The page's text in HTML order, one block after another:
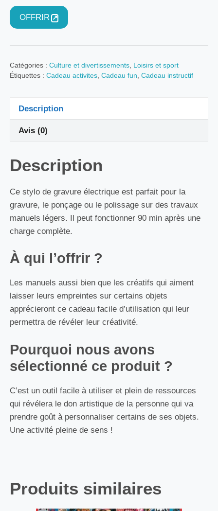
OFFRIR
Catégories : Culture et divertissements, Loisirs et sport
Étiquettes : Cadeau activites, Cadeau fun, Cadeau instructif
Description
Avis (0)
Description
Ce stylo de gravure électrique est parfait pour la
gravure, le ponçage ou le polissage sur des travaux
manuels légers. Il peut fonctionner 90 min après une
charge complète.
À qui l’offrir ?
Les manuels aussi bien que les créatifs qui aiment
laisser leurs empreintes sur certains objets
apprécieront ce cadeau facile d’utilisation qui leur
permettra de révéler leur créativité.
Pourquoi nous avons
sélectionné ce produit ?
C’est un outil facile à utiliser et plein de ressources
qui révélera le don artistique de la personne qui va
prendre goût à personnaliser certains de ses objets.
Une activité pleine de sens !
Produits similaires